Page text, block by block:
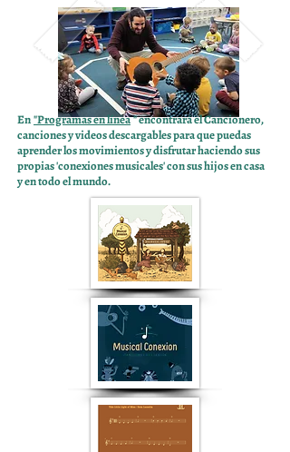
En"Programas en línea" encontrará el Cancionero,
canciones y videos descargables para que puedas
aprender los movimientos y disfrutar haciendo sus
propias 'conexiones musicales' con sus hijos en casa
y en todo el mundo.